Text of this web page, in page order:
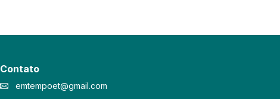
Contato
emtempoet@gmail.com